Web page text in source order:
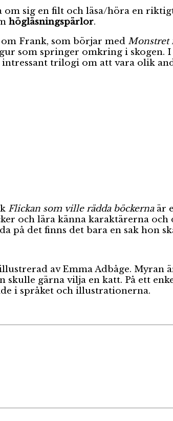
sig en filt och läsa/höra en
högläsningspärlor.
Frank, som börjar med Monstret
som springer omkring i skogen.
trilogi om att vara olik
Flickan som ville rädda böckernaär
och lära känna karaktärerna
på det finns det bara en sak hon
av Emma Adbåge. Myran
gärna vilja en katt. På ett
i språket och illustrationerna.